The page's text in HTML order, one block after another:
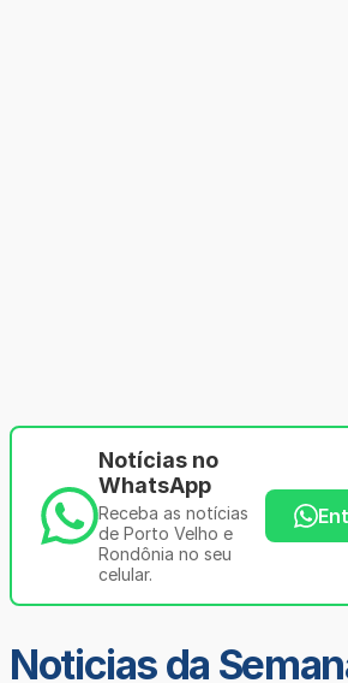
Notícias no
WhatsApp
Receba as notícias
de Porto Velho e
Rondônia no seu
celular.
Noticias da